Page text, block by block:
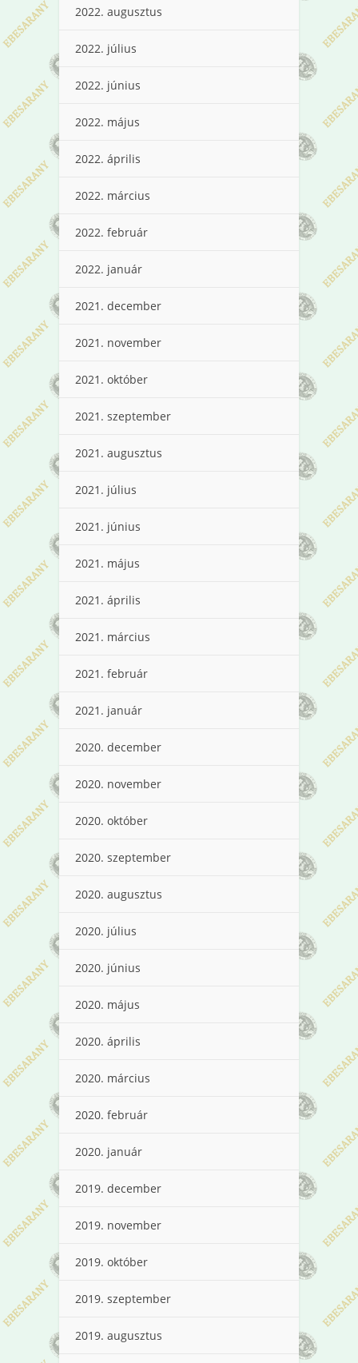
2022. augusztus
2022. július
2022. június
2022. május
2022. április
2022. március
2022. február
2022. január
2021. december
2021. november
2021. október
2021. szeptember
2021. augusztus
2021. július
2021. június
2021. május
2021. április
2021. március
2021. február
2021. január
2020. december
2020. november
2020. október
2020. szeptember
2020. augusztus
2020. július
2020. június
2020. május
2020. április
2020. március
2020. február
2020. január
2019. december
2019. november
2019. október
2019. szeptember
2019. augusztus